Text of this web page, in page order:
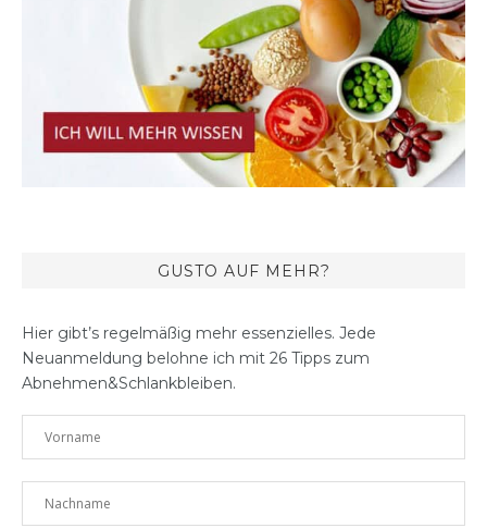
GUSTO AUF MEHR?
Hier gibt’s regelmäßig mehr essenzielles. Jede
Neuanmeldung belohne ich mit 26 Tipps zum
Abnehmen&Schlankbleiben.